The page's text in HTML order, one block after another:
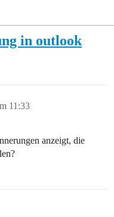
in outlook
11:33
anzeigt, die